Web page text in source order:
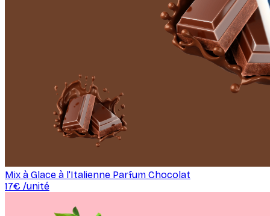
Mix à Glace à l'Italienne Parfum Chocolat
17€ /unité